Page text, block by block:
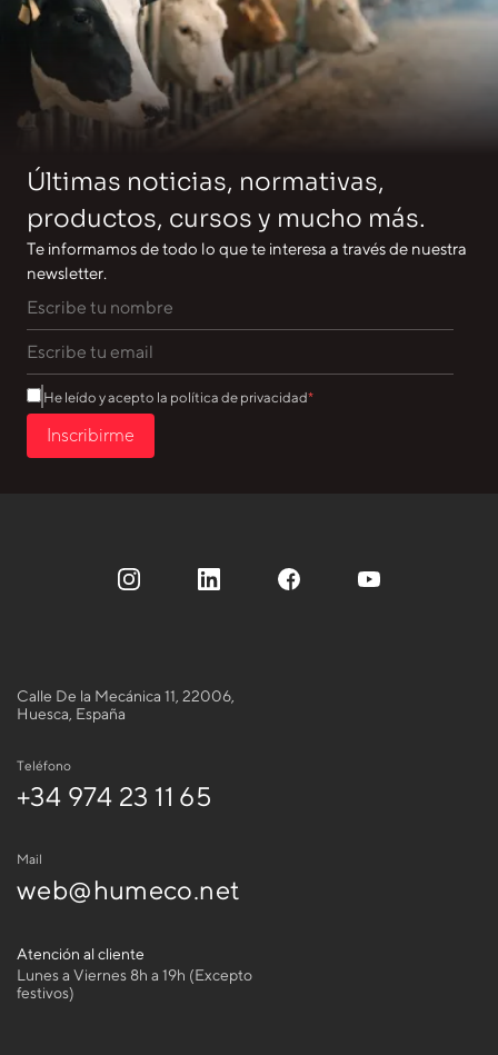
Últimas noticias, normativas,
productos, cursos y mucho más.
Te informamos de todo lo que te interesa a través de nuestra
newsletter.
He leído y acepto la política de privacidad
Inscribirme
Calle De la Mecánica 11, 22006,
Huesca, España
Teléfono
+34 974 23 11 65
Mail
web@humeco.net
Atención al cliente
Lunes a Viernes 8h a 19h (Excepto
festivos)